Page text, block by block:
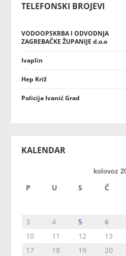
TELEFONSKI BROJEVI
VODOOPSKRBA I ODVODNJA
ZAGREBAČKE ŽUPANIJE d.o.o
Ivaplin
Hep Križ
Policija Ivanić Grad
KALENDAR
kolovoz
P U S Č
3
4 5 6
10
11 12 13
17
18 19 20